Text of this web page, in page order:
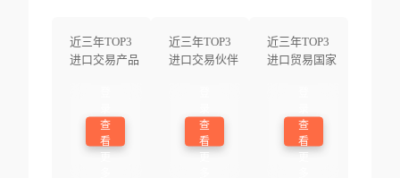
近三年TOP3
进口交易产品
查
看
近三年TOP3
进口交易伙伴
查
看
近三年TOP3
进口贸易国家
查
看